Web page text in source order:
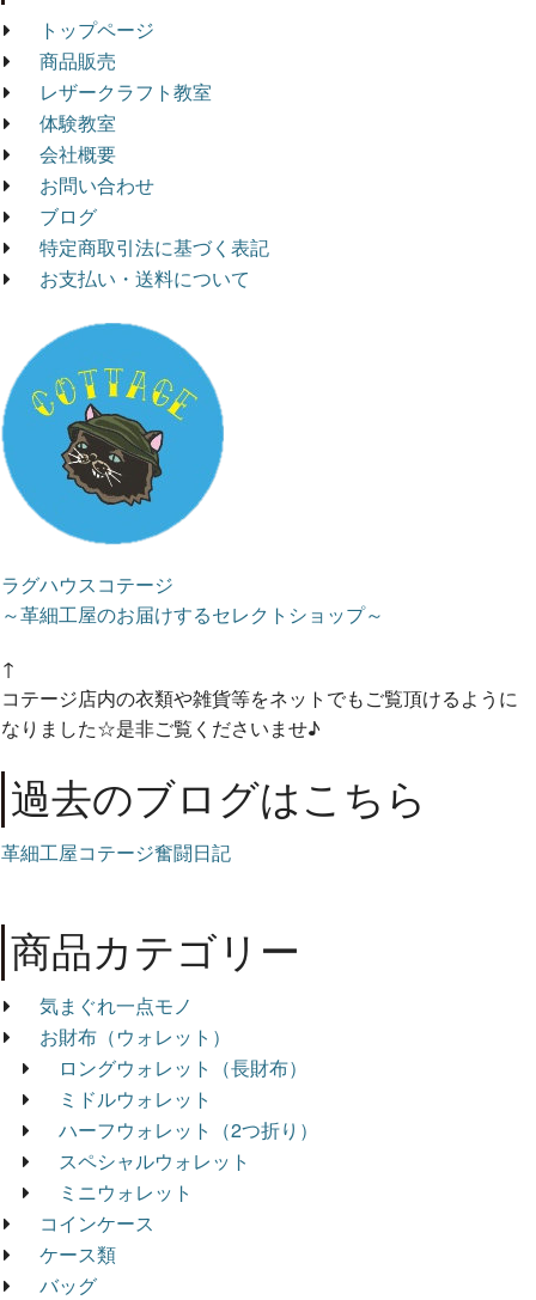
トップページ
商品販売
レザークラフト教室
体験教室
会社概要
お問い合わせ
ブログ
特定商取引法に基づく表記
お支払い・送料について
ラグハウスコテージ
～革細工屋のお届けするセレクトショップ～
↑
コテージ店内の衣類や雑貨等をネットでもご覧頂けるように
なりました☆是非ご覧くださいませ♪
過去のブログはこちら
革細工屋コテージ奮闘日記
商品カテゴリー
気まぐれ一点モノ
お財布（ウォレット）
ロングウォレット（長財布）
ミドルウォレット
ハーフウォレット（2つ折り）
スペシャルウォレット
ミニウォレット
コインケース
ケース類
バッグ